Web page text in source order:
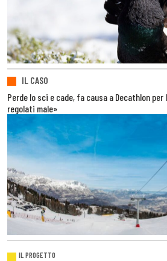
IL CASO
Perde lo sci e cade, fa causa a Decathlon per
regolati male»
IL PROGETTO